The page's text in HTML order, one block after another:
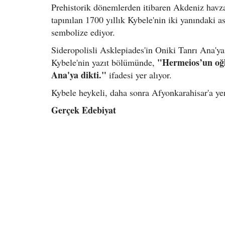
Prehistorik dönemlerden itibaren Akdeniz
tapınılan 1700 yıllık Kybele'nin iki
sembolize ediyor.
Sideropolisli Asklepiades'in Oniki Tanrı
Kybele'nin yazıt bölümünde, "Hermeios’un
Ana'ya dikti." ifadesi yer alıyor.
Kybele heykeli, daha sonra Afyonkarahisar'a
Gerçek Edebiyat